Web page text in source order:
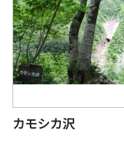
カモシカ沢